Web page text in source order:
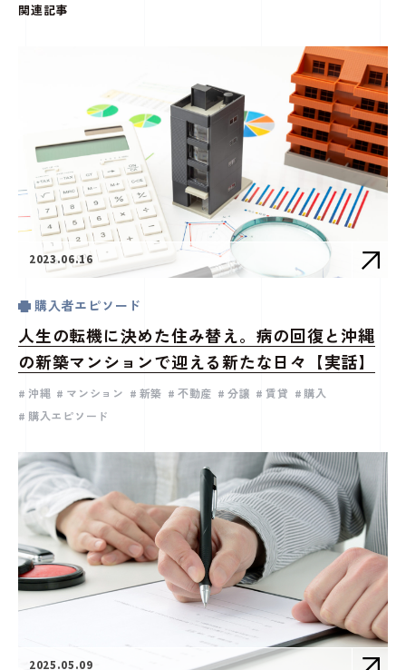
関連記事
2023.06.16
購入者エピソード
人生の転機に決めた住み替え。病の回復と沖縄
の新築マンションで迎える新たな日々【実話】
沖縄 マンション 新築 不動産 分譲 賃貸
購入
購入エピソード
2025.05.09